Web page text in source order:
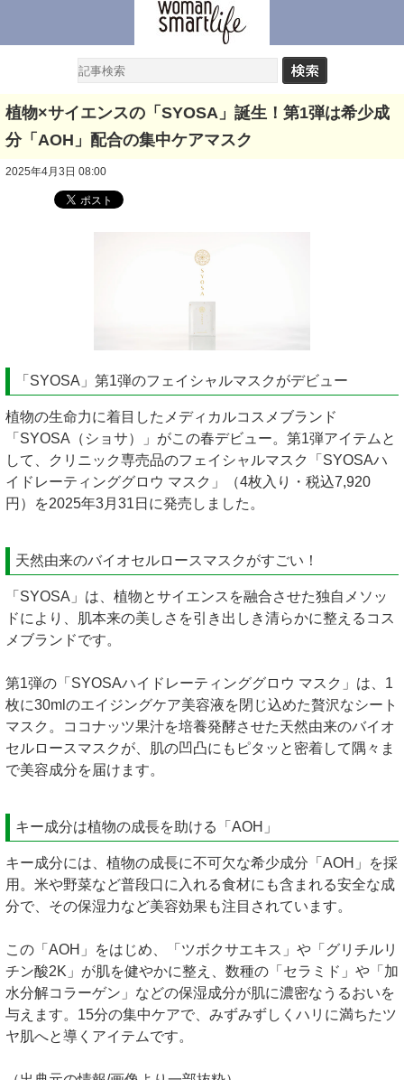
植物×サイエンスの「SYOSA」誕生！第1弾は希少成
分「AOH」配合の集中ケアマスク
2025年4月3日 08:00
「SYOSA」第1弾のフェイシャルマスクがデビュー
植物の生命力に着目したメディカルコスメブランド
「SYOSA（ショサ）」がこの春デビュー。第1弾アイテムと
して、クリニック専売品のフェイシャルマスク「SYOSAハ
イドレーティンググロウ マスク」（4枚入り・税込7,920
円）を2025年3月31日に発売しました。
天然由来のバイオセルロースマスクがすごい！
「SYOSA」は、植物とサイエンスを融合させた独自メソッ
ドにより、肌本来の美しさを引き出しき清らかに整えるコス
メブランドです。
第1弾の「SYOSAハイドレーティンググロウ マスク」は、1
枚に30mlのエイジングケア美容液を閉じ込めた贅沢なシート
マスク。ココナッツ果汁を培養発酵させた天然由来のバイオ
セルロースマスクが、肌の凹凸にもピタッと密着して隅々ま
で美容成分を届けます。
キー成分は植物の成長を助ける「AOH」
キー成分には、植物の成長に不可欠な希少成分「AOH」を採
用。米や野菜など普段口に入れる食材にも含まれる安全な成
分で、その保湿力など美容効果も注目されています。
この「AOH」をはじめ、「ツボクサエキス」や「グリチルリ
チン酸2K」が肌を健やかに整え、数種の「セラミド」や「加
水分解コラーゲン」などの保湿成分が肌に濃密なうるおいを
与えます。15分の集中ケアで、みずみずしくハリに満ちたツ
ヤ肌へと導くアイテムです。